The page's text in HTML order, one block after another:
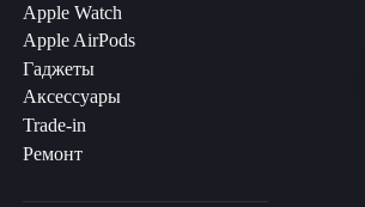
Apple Watch
Apple AirPods
Гаджеты
Аксессуары
Trade-in
Ремонт